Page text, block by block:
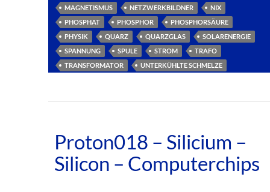
MAGNETISMUS
NETZWERKBILDNER
NIX
PHOSPHAT
PHOSPHOR
PHOSPHORSÄURE
PHYSIK
QUARZ QUARZGLAS
SOLARENERGIE
SPANNUNG
SPULE STROM
TRAFO
TRANSFORMATOR
UNTERKÜHLTE SCHMELZE
Proton018 – Silicium –
Silicon – Computerchips